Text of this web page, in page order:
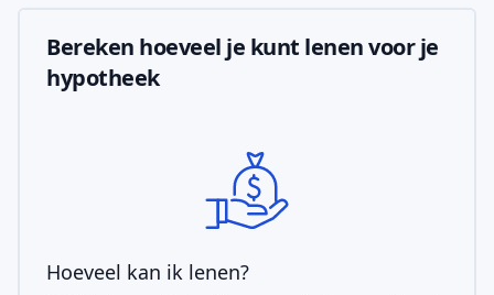
Bereken hoeveel je kunt lenen voor je
hypotheek
Hoeveel kan ik lenen?